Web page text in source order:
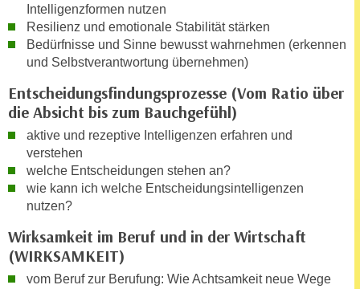
Intelligenzformen nutzen
Resilienz und emotionale Stabilität stärken
Bedürfnisse und Sinne bewusst wahrnehmen (erkennen
und Selbstverantwortung übernehmen)
Entscheidungsfindungsprozesse (Vom Ratio über
die Absicht bis zum Bauchgefühl)
aktive und rezeptive Intelligenzen erfahren und
verstehen
welche Entscheidungen stehen an?
wie kann ich welche Entscheidungsintelligenzen
nutzen?
Wirksamkeit im Beruf und in der Wirtschaft
(WIRKSAMKEIT)
vom Beruf zur Berufung: Wie Achtsamkeit neue Wege
s
z
A
n
y
s
w
e
c
n
S
d
e
r
o
i
e
-